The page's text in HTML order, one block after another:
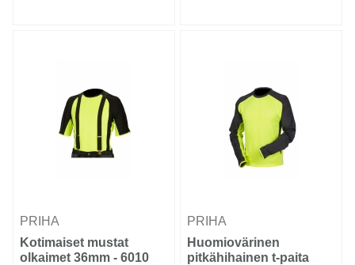
PRIHA
Kotimaiset mustat
olkaimet 36mm - 6010
PRIHA
Huomiovärinen
pitkähihainen t-paita